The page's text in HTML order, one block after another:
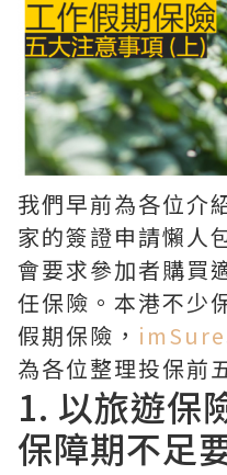
我們早前為各位介
家的簽證申請懶人
會要求參加者購買
任保險。本港不少
假期保險， imSure
為各位整理投保前
1. 以旅遊保
保障期不足